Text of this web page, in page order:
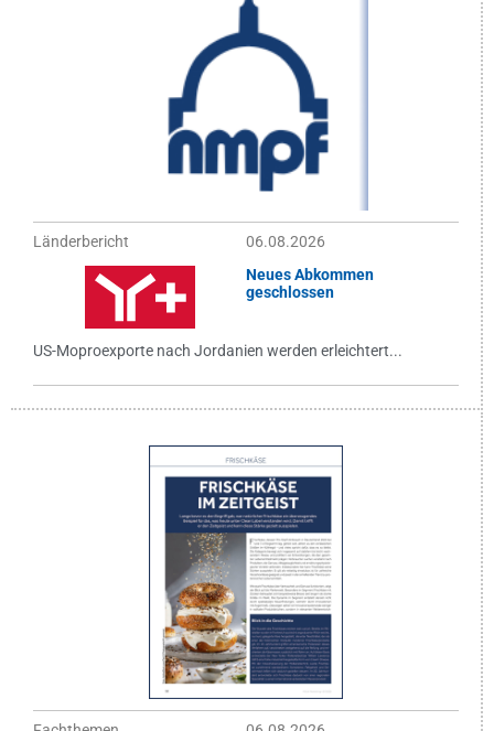
Länderbericht
06.08.2026
Neues Abkommen
geschlossen
US-Moproexporte nach Jordanien werden erleichtert...